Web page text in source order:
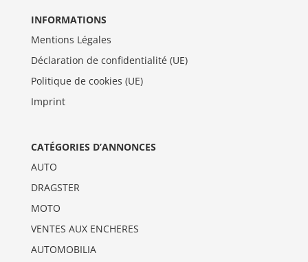
INFORMATIONS
Mentions Légales
Déclaration de confidentialité (UE)
Politique de cookies (UE)
Imprint
CATÉGORIES D’ANNONCES
AUTO
DRAGSTER
MOTO
VENTES AUX ENCHERES
AUTOMOBILIA